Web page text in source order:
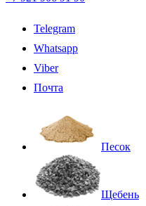
Telegram
Whatsapp
Viber
Почта
Песок
Щебень